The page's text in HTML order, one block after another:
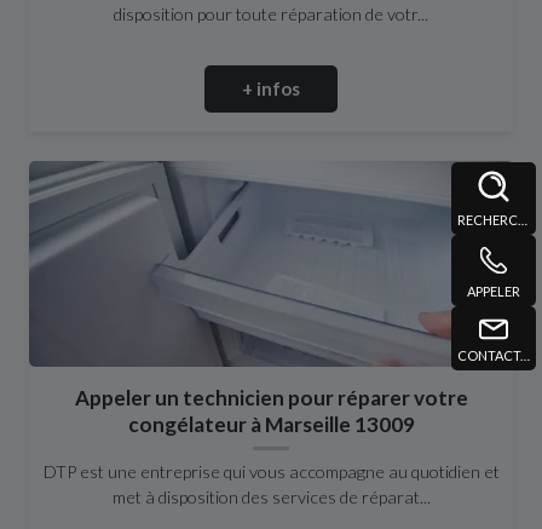
APPELER
CONTACT@DTPMARSEILLE.FR
disposition pour toute réparation de votr...
+ infos
Appeler un technicien pour réparer votre
congélateur à Marseille 13009
DTP est une entreprise qui vous accompagne au quotidien et
met à disposition des services de réparat...